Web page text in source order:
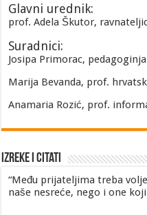
Glavni urednik:
prof. Adela Škutor,
Suradnici:
Josipa Primorac, pedagoginja
Marija Bevanda, prof.
Anamaria Rozić, prof.
Izreke i Citati
“Među prijateljima treba
naše nesreće, nego i one